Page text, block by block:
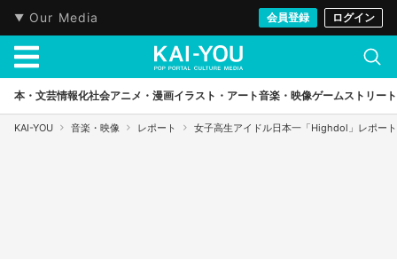
Our Media 会員登録 ログイン
本・文芸情報化社会アニメ・漫画イラスト・アート音楽・映像ゲームストリート
KAI-YOU 音楽・映像 レポート 女子高生アイドル日本一「Highdol」レポー